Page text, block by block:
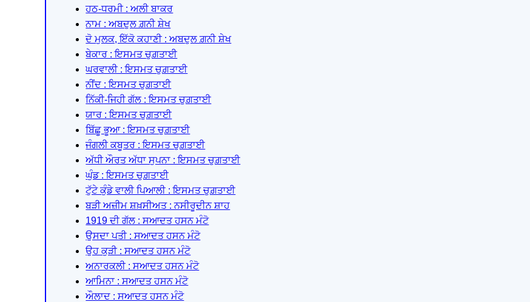
ਹਠ-ਧਰਮੀ : ਅਲੀ ਬਾਕਰ
ਨਾਮ : ਅਬਦੁਲ ਗ਼ਨੀ ਸ਼ੇਖ
ਦੋ ਮੁਲਕ, ਇੱਕੋ ਕਹਾਣੀ : ਅਬਦੁਲ ਗ਼ਨੀ ਸ਼ੇਖ
ਬੇਕਾਰ : ਇਸਮਤ ਚੁਗ਼ਤਾਈ
ਘਰਵਾਲੀ : ਇਸਮਤ ਚੁਗ਼ਤਾਈ
ਨੀਂਦ : ਇਸਮਤ ਚੁਗ਼ਤਾਈ
ਨਿੱਕੀ-ਜਿਹੀ ਗੱਲ : ਇਸਮਤ ਚੁਗ਼ਤਾਈ
ਯਾਰ : ਇਸਮਤ ਚੁਗ਼ਤਾਈ
ਬਿੱਛੂ ਭੂਆ : ਇਸਮਤ ਚੁਗ਼ਤਾਈ
ਜੰਗਲੀ ਕਬੂਤਰ : ਇਸਮਤ ਚੁਗ਼ਤਾਈ
ਅੱਧੀ ਔਰਤ ਅੱਧਾ ਸੁਪਨਾ : ਇਸਮਤ ਚੁਗ਼ਤਾਈ
ਘੁੰਡ : ਇਸਮਤ ਚੁਗ਼ਤਾਈ
ਟੁੱਟੇ ਕੁੰਡੇ ਵਾਲੀ ਪਿਆਲੀ : ਇਸਮਤ ਚੁਗ਼ਤਾਈ
ਬੜੀ ਅਜ਼ੀਮ ਸ਼ਖ਼ਸੀਅਤ : ਨਸੀਰੂਦੀਨ ਸ਼ਾਹ
1919 ਦੀ ਗੱਲ : ਸਆਦਤ ਹਸਨ ਮੰਟੋ
ਉਸਦਾ ਪਤੀ : ਸਆਦਤ ਹਸਨ ਮੰਟੋ
ਉਹ ਕੁੜੀ : ਸਆਦਤ ਹਸਨ ਮੰਟੋ
ਅਨਾਰਕਲੀ : ਸਆਦਤ ਹਸਨ ਮੰਟੋ
ਆਮਿਨਾ : ਸਆਦਤ ਹਸਨ ਮੰਟੋ
ਔਲਾਦ : ਸਆਦਤ ਹਸਨ ਮੰਟੋ